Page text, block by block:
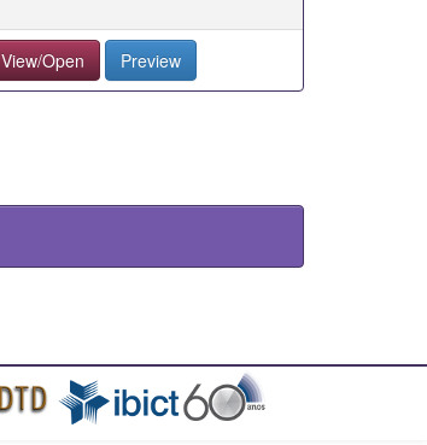
View/Open Preview